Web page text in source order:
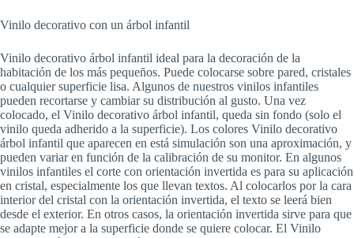
Vinilo decorativo con un árbol infantil
Vinilo decorativo árbol infantil ideal para la decoración de la
habitación de los más pequeños. Puede colocarse sobre pared, cristales
o cualquier superficie lisa. Algunos de nuestros vinilos infantiles
pueden recortarse y cambiar su distribución al gusto. Una vez
colocado, el Vinilo decorativo árbol infantil, queda sin fondo (solo el
vinilo queda adherido a la superficie). Los colores Vinilo decorativo
árbol infantil que aparecen en está simulación son una aproximación, y
pueden variar en función de la calibración de su monitor. En algunos
vinilos infantiles el corte con orientación invertida es para su aplicación
en cristal, especialmente los que llevan textos. Al colocarlos por la cara
interior del cristal con la orientación invertida, el texto se leerá bien
desde el exterior. En otros casos, la orientación invertida sirve para que
se adapte mejor a la superficie donde se quiere colocar. El Vinilo